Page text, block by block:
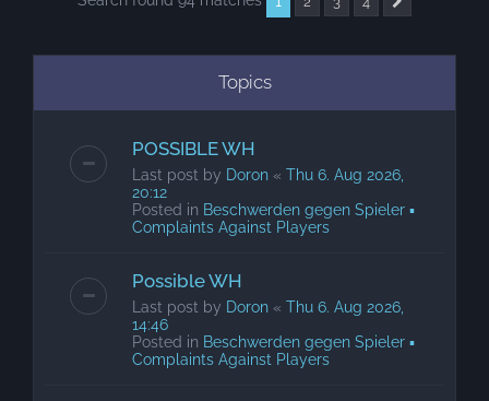
Topics
POSSIBLE WH
Last post by Doron « Thu 6. Aug 2026,
20:12
Posted in Beschwerden gegen Spieler ▪
Complaints Against Players
Possible WH
Last post by Doron « Thu 6. Aug 2026,
14:46
Posted in Beschwerden gegen Spieler ▪
Complaints Against Players